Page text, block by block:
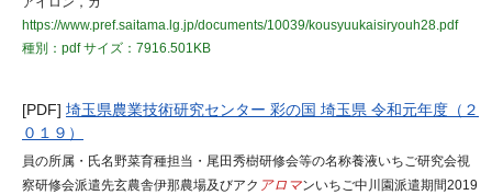
https://www.pref.saitama.lg.jp/documents/10039/kousyuukaisiryouh28.pdf
種別：pdfサイズ：7916.501KB
[PDF] 埼玉県農業技術研究センター 彩の国 埼玉県 令和元年度（２
０１９）
員の所属・氏名野菜育種担当・尾田秀樹研修会等の名称養液いちご研究会視
察研修会派遣先玄農舎伊那農場及びアク アロマンいちご中川園派遣期間2019